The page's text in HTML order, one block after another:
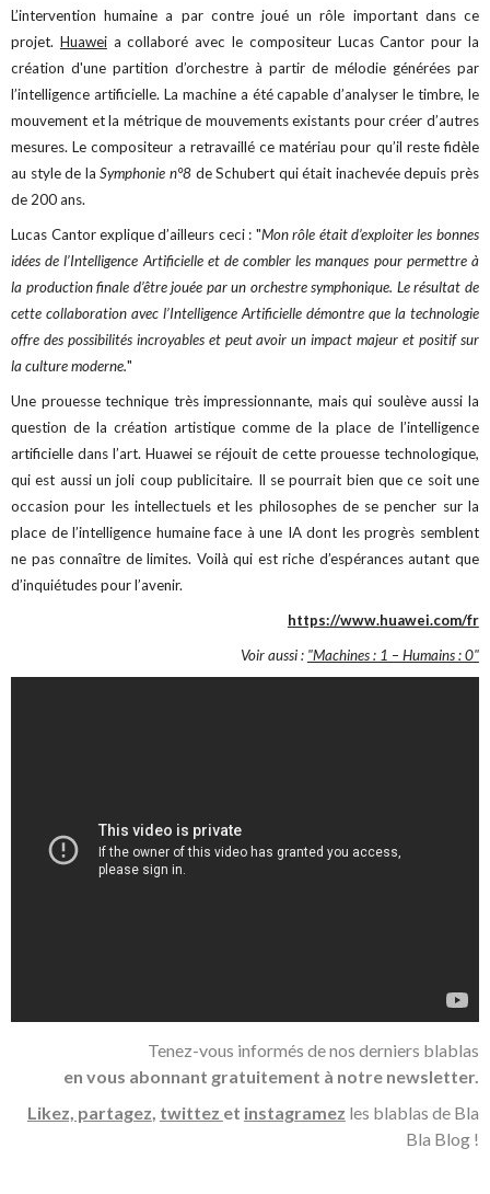
L’intervention humaine a par contre joué un rôle important dans ce
projet. Huaweia collaboré avec le compositeur Lucas Cantor pour la
création d'une partition d’orchestre à partir de mélodie générées par
l’intelligence artificielle. La machine a été capable d’analyser le timbre, le
mouvement et la métrique de mouvements existants pour créer d’autres
mesures. Le compositeur a retravaillé ce matériau pour qu’il reste fidèle
au style de laSymphonie n°8de Schubert qui était inachevée depuis près
de 200 ans.
Lucas Cantor explique d’ailleurs ceci : "Mon rôle était d’exploiter les bonnes
idées de l’Intelligence Artificielle et de combler les manques pour permettre à
la production finale d’être jouée par un orchestre symphonique. Le résultat de
cette collaboration avec l’Intelligence Artificielle démontre que la technologie
offre des possibilités incroyables et peut avoir un impact majeur et positif sur
la culture moderne."
Une prouesse technique très impressionnante, mais qui soulève aussi la
question de la création artistique comme de la place de l’intelligence
artificielle dans l’art. Huawei se réjouit de cette prouesse technologique,
qui est aussi un joli coup publicitaire. Il se pourrait bien que ce soit une
occasion pour les intellectuels et les philosophes de se pencher sur la
place de l’intelligence humaine face à une IA dont les progrès semblent
ne pas connaître de limites. Voilà qui est riche d’espérances autant que
d’inquiétudes pour l’avenir.
https://www.huawei.com/fr
Voir aussi : "Machines : 1 – Humains : 0"
Tenez-vous informés de nos derniers blablas
en vous abonnant gratuitement à notre newsletter.
Likez, partagez twittez et instagramez les blablas de Bla
Bla Blog !